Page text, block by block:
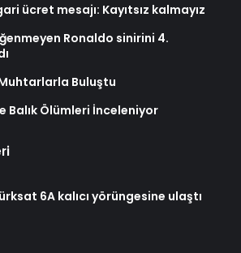
ücret mesajı: Kayıtsız kalmayız
Ronaldo sinirini 4.
Buluştu
Balık Ölümleri İnceleniyor
6A kalıcı yörüngesine ulaştı